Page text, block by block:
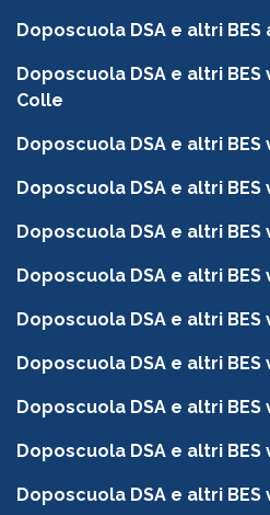
Doposcuola DSA e altri BES
Doposcuola DSA e altri
Colle
Doposcuola DSA e altri
Doposcuola DSA e altri
Doposcuola DSA e altri
Doposcuola DSA e altri
Doposcuola DSA e altri
Doposcuola DSA e altri
Doposcuola DSA e altri BES
Doposcuola DSA e altri BES
Doposcuola DSA e altri BES